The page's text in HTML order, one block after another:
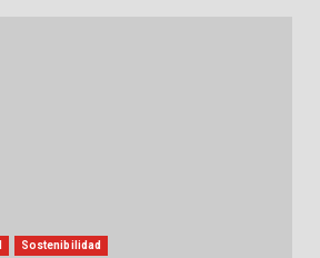
Sostenibilidad